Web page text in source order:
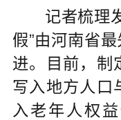
记者梳理发
假”由河南省
进。目前，制
写入地方人口
入老年人权